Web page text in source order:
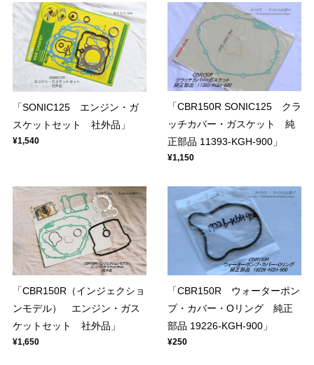
「SONIC125 エンジン・ガ
スケットセット 社外品」
¥1,540
「CBR150R SONIC125 クラ
ッチカバー・ガスケット 純
正部品 11393-KGH-900」
¥1,150
「CBR150R（インジェクショ
ンモデル） エンジン・ガス
ケットセット 社外品」
¥1,650
「CBR150R ウォーターポン
プ・カバー・Oリング 純正
部品 19226-KGH-900」
¥250